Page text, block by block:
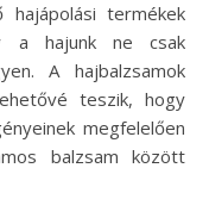
hajápolási termékek
a hajunk ne csak
A hajbalzsamok
teszik, hogy
megfelelően
balzsam között